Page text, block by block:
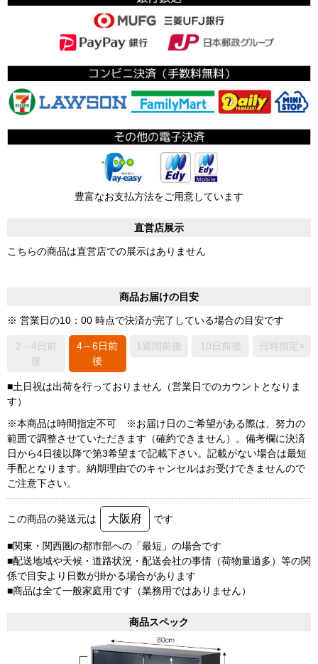
豊富なお支払方法をご用意しています
直営店展示
こちらの商品は直営店での展示はありません
商品お届けの目安
※ 営業日の10：00 時点で決済が完了している場合の目安です
2～4日前
後
4～6日前
後
1週間前後 10日前後 日時指定×
■土日祝は出荷を行っておりません（営業日でのカウントとなりま
す）
※本商品は時間指定不可 ※お届け日のご希望がある際は、努力の
範囲で調整させていただきます（確約できません）。備考欄に決済
日から4日後以降で第3希望まで記載下さい。記載がない場合は最短
手配となります。納期理由でのキャンセルはお受けできませんので
ご注意下さい。
この商品の発送元は 大阪府 です
■関東・関西圏の都市部への「最短」の場合です
■配送地域や天候・道路状況・配送会社の事情（荷物量過多）等の関
係で目安より日数が掛かる場合があります
■商品は全て一般家庭用です（業務用ではありません）
商品スペック